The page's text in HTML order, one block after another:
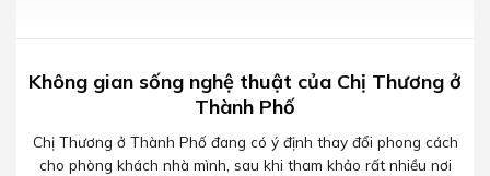
Không gian sống nghệ thuật của Chị Thương ở
Thành Phố
Chị Thương ở Thành Phố đang có ý định thay đổi phong cách
cho phòng khách nhà mình, sau khi tham khảo rất nhiều nơi